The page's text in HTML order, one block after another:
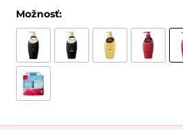
Možnosť: